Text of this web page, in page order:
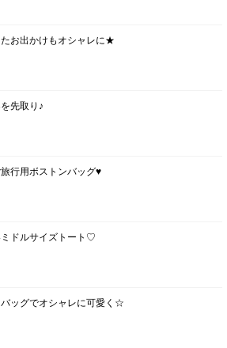
お出かけもオシャレに★
先取り♪
行用ボストンバッグ♥
ドルサイズトート♡
ッグでオシャレに可愛く☆